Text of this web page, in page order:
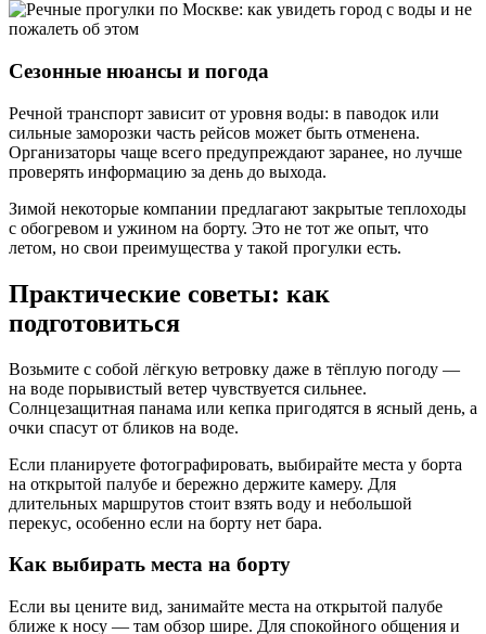
Сезонные нюансы и погода
Речной транспорт зависит от уровня воды: в паводок или
сильные заморозки часть рейсов может быть отменена.
Организаторы чаще всего предупреждают заранее, но лучше
проверять информацию за день до выхода.
Зимой некоторые компании предлагают закрытые теплоходы
с обогревом и ужином на борту. Это не тот же опыт, что
летом, но свои преимущества у такой прогулки есть.
Практические советы: как
подготовиться
Возьмите с собой лёгкую ветровку даже в тёплую погоду —
на воде порывистый ветер чувствуется сильнее.
Солнцезащитная панама или кепка пригодятся в ясный день, а
очки спасут от бликов на воде.
Если планируете фотографировать, выбирайте места у борта
на открытой палубе и бережно держите камеру. Для
длительных маршрутов стоит взять воду и небольшой
перекус, особенно если на борту нет бара.
Как выбирать места на борту
Если вы цените вид, занимайте места на открытой палубе
ближе к носу — там обзор шире. Для спокойного общения и